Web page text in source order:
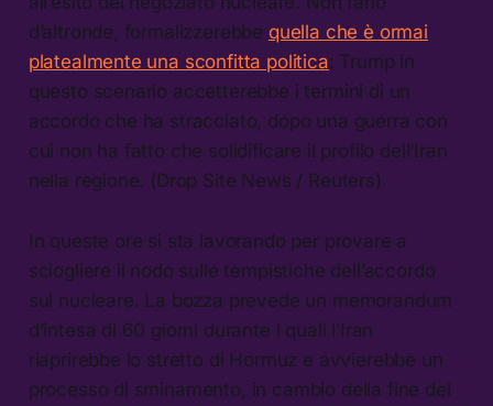
d’altronde, formalizzerebbe quella che è ormai
platealmente una sconfitta politica: Trump in
questo scenario accetterebbe i termini di un
accordo che ha stracciato, dopo una guerra con
cui non ha fatto che solidificare il profilo dell’Iran
nella regione. (Drop Site News / Reuters)
In queste ore si sta lavorando per provare a
sciogliere il nodo sulle tempistiche dell’accordo
sul nucleare. La bozza prevede un memorandum
d’intesa di 60 giorni durante i quali l’Iran
riaprirebbe lo stretto di Hormuz e avvierebbe un
processo di sminamento, in cambio della fine del